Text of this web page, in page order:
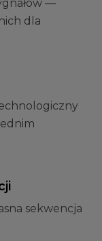
—
dla
sekwencja